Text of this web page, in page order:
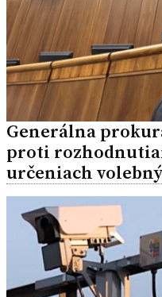
Generálna
proti
určeniach